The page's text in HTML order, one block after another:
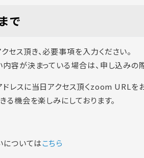
で
クセス頂き、必要事項を入力ください。
容が決まっている場合は、申し込みの
レスに当日アクセス頂くzoom URLをお
る機会を楽しみにしております。
ついてはこちら